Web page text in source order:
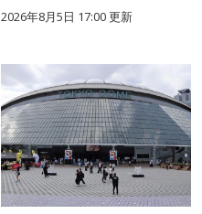
2026年8月5日 17:00更新